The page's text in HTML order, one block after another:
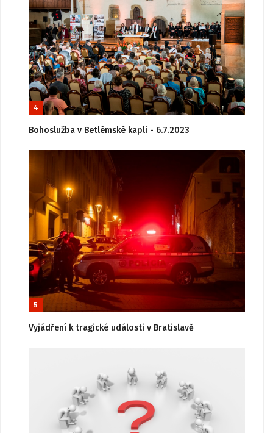
4
Bohoslužba v Betlémské kapli - 6.7.2023
5
Vyjádření k tragické události v Bratislavě